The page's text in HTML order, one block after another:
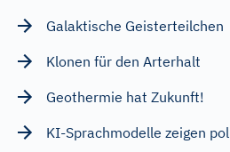
Galaktische Geisterteilchen
Klonen für den Arterhalt
Geothermie hat Zukunft!
KI-Sprachmodelle zeigen